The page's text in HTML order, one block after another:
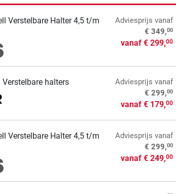
Verstelbare Halter 4,5 t/m
Adviesprijs vanaf
€ 349,00
vanaf€ 299,00
halters Adviesprijs vanaf
€ 299,00
vanaf€ 179,00
Verstelbare Halter 4,5 t/m
Adviesprijs vanaf
€ 299,00
vanaf€ 249,00